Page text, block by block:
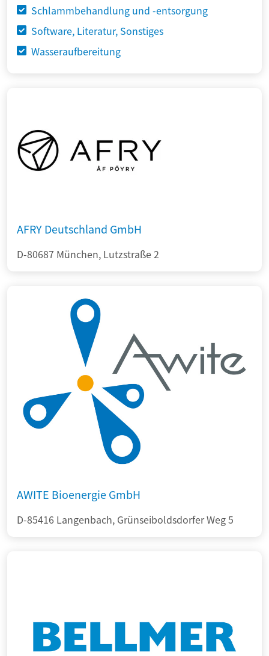
Schlammbehandlung und -entsorgung
Software, Literatur, Sonstiges
Wasseraufbereitung
AFRY Deutschland GmbH
D-80687 München, Lutzstraße 2
AWITE Bioenergie GmbH
D-85416 Langenbach, Grünseiboldsdorfer Weg 5